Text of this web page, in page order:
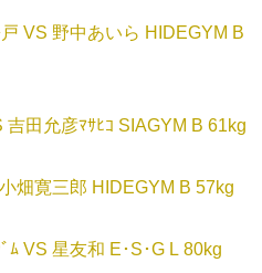
VS 野中あいら HIDEGYM B
吉田允彦ﾏｻﾋｺ SIAGYM B 61kg
畑寛三郎 HIDEGYM B 57kg
ﾑ VS 星友和 E･S･G L 80kg